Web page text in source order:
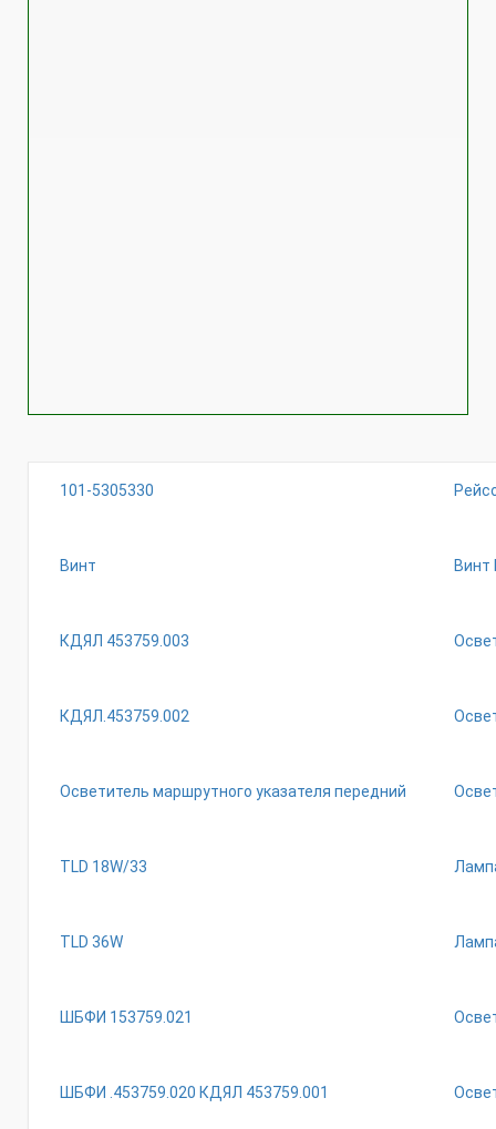
101-5305330
Винт Винт
КДЯЛ 453759.003
КДЯЛ.453759.002
Осветитель маршрутного указателя передний
ТLD 18W/33
ТLD 36W
ШБФИ 153759.021
ШБФИ .453759.020 КДЯЛ 453759.001